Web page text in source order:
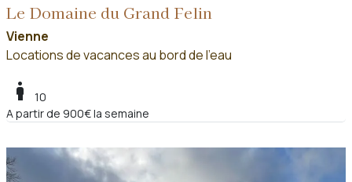
Le Domaine du Grand Felin
Vienne
Locations de vacances au bord de l'eau
boy
10
A partir de 900€ la semaine